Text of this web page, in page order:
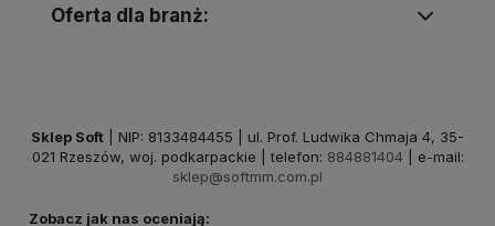
Oferta dla branż:
Sklep Soft | NIP: 8133484455 | ul. Prof. Ludwika Chmaja 4, 35-
021 Rzeszów, woj. podkarpackie | telefon: 884881404 | e-mail:
sklep@softmm.com.pl
Zobacz jak nas oceniają: